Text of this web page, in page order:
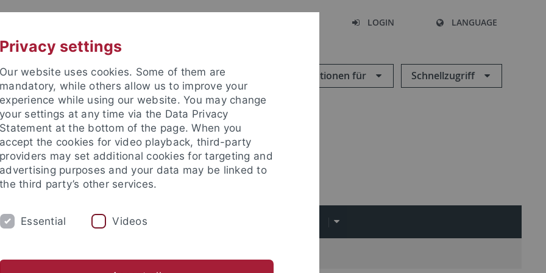
LOGIN LANGUAGE
Informationen für Schnellzugriff
/ Medizinische Fakultät
für Biochemie
FORSCHUNG
Privacy settings
Our website uses cookies. Some of them are
mandatory, while others allow us to improve your
experience while using our website. You may change
your settings at any time via the Data Privacy
Statement at the bottom of the page. When you
accept the cookies for video playback, third-party
providers may set additional cookies for targeting and
advertising purposes and your data may be linked to
the third party’s other services.
Essential Videos